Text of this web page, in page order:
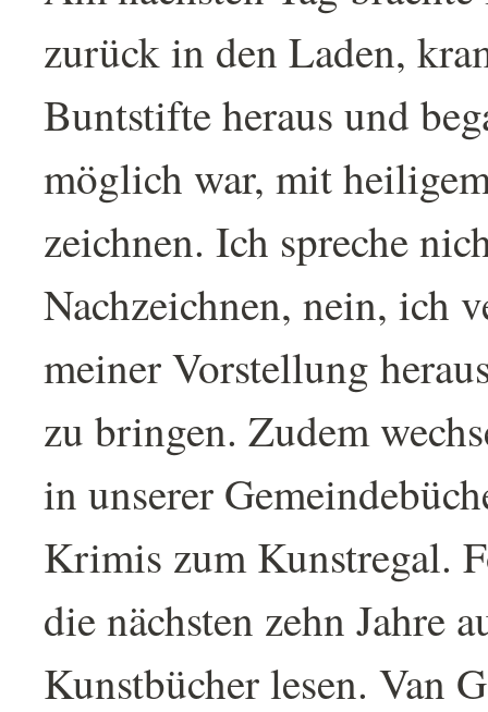
zurück in den Laden,
Buntstifte heraus und
möglich war, mit
zeichnen. Ich spreche
Nachzeichnen, nein, ich
meiner Vorstellung
zu bringen. Zudem
in unserer
Krimis zum Kunstregal.
die nächsten zehn Jahre
Kunstbücher lesen. Van